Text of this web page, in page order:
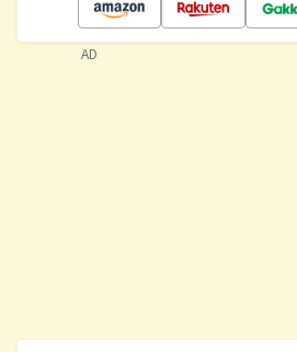
AD